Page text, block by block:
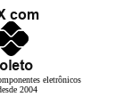
eletrônicos
2004